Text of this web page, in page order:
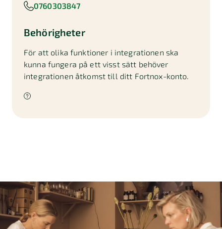
0760303847
Behörigheter
För att olika funktioner i integrationen ska
kunna fungera på ett visst sätt behöver
integrationen åtkomst till ditt Fortnox-konto.